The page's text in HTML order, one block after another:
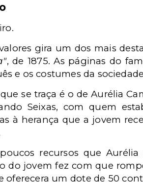
gira um dos mais
, de 1875. As páginas do
e os costumes da
se traça é o de Aurélia
Seixas, com quem
à herança que a jovem
recursos que
do jovem fez com que
oferecera um dote de 50